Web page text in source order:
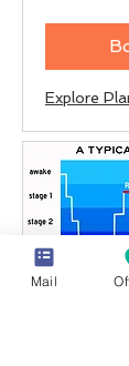
Explore
Mail